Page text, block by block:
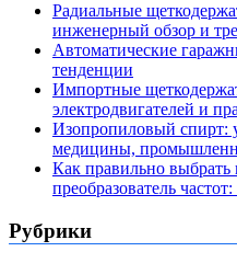
Радиальные
инженерный обзор и
Автоматические
тенденции
Импортные
электродвигателей и
Изопропиловый спирт:
медицины,
Как правильно выбрать
преобразователь
Рубрики